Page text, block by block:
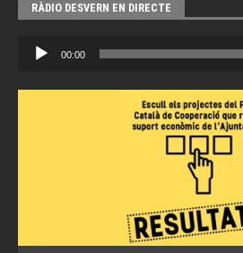
RÀDIO DESVERN EN DIRECTE
Reproductor
d'àudio
00:00